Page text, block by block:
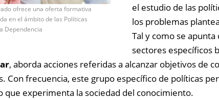
ofrece una oferta formativa
en el ámbito de las Políticas
Dependencia
el estudio de las
los problemas
Tal y como se apunta
sectores específicos
, aborda acciones referidas a alcanzar objetivos de
Con frecuencia, este grupo específico de políticas
que experimenta la sociedad del conocimiento.